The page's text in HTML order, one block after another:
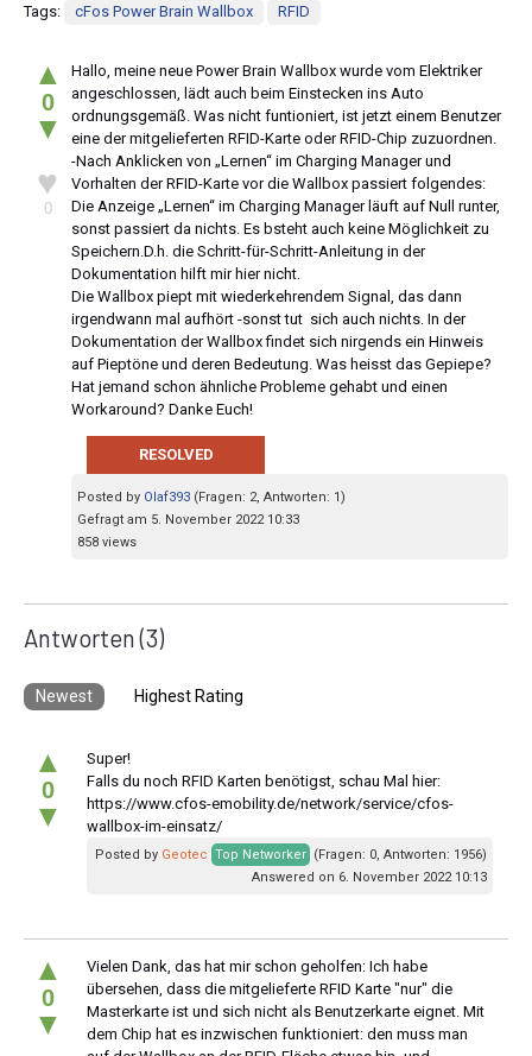
Tags: cFos Power Brain Wallbox RFID
▲
0
▼
♥
0
Hallo, meine neue Power Brain Wallbox wurde vom Elektriker
angeschlossen, lädt auch beim Einstecken ins Auto
ordnungsgemäß. Was nicht funtioniert, ist jetzt einem Benutzer
eine der mitgelieferten RFID-Karte oder RFID-Chip zuzuordnen.
-Nach Anklicken von „Lernen“ im Charging Manager und
Vorhalten der RFID-Karte vor die Wallbox passiert folgendes:
Die Anzeige „Lernen“ im Charging Manager läuft auf Null runter,
sonst passiert da nichts. Es bsteht auch keine Möglichkeit zu
Speichern.D.h. die Schritt-für-Schritt-Anleitung in der
Dokumentation hilft mir hier nicht.
Die Wallbox piept mit wiederkehrendem Signal, das dann
irgendwann mal aufhört -sonst tut sich auch nichts. In der
Dokumentation der Wallbox findet sich nirgends ein Hinweis
auf Pieptöne und deren Bedeutung. Was heisst das Gepiepe?
Hat jemand schon ähnliche Probleme gehabt und einen
Workaround? Danke Euch!
RESOLVED
Posted by Olaf393 (Fragen: 2, Antworten: 1)
Gefragt am 5. November 2022 10:33
858 views
Antworten(3)
Newest Highest Rating
▲
0
▼
Super!
Falls du noch RFID Karten benötigst, schau Mal hier:
https://www.cfos-emobility.de/network/service/cfos-
wallbox-im-einsatz/
Posted by Geotec Top Networker (Fragen: 0, Antworten: 1956)
Answered on 6. November 2022 10:13
▲
0
▼
Vielen Dank, das hat mir schon geholfen: Ich habe
übersehen, dass die mitgelieferte RFID Karte "nur" die
Masterkarte ist und sich nicht als Benutzerkarte eignet. Mit
dem Chip hat es inzwischen funktioniert: den muss man